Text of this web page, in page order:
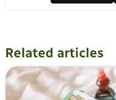
Related articles